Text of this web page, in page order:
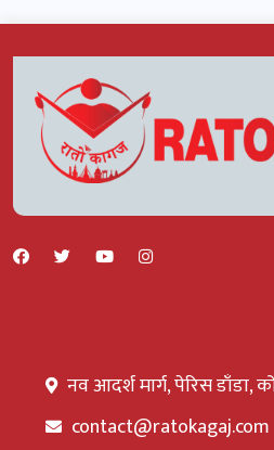
नव आदर्श मार्ग, पेरिस डाँडा,
contact@ratokagaj.com